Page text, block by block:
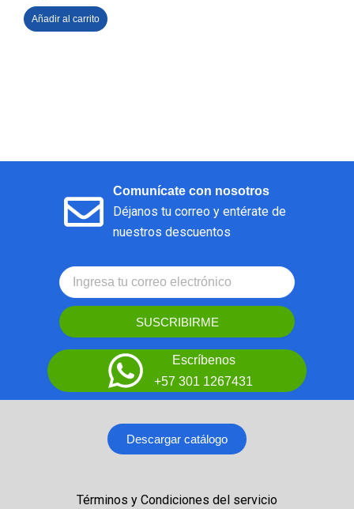
Añadir al carrito
Comunícate con nosotros
Déjanos tu correo y entérate de
nuestros descuentos
SUSCRIBIRME
Escríbenos
+57 301 1267431
Descargar catálogo
Términos y Condiciones del servicio